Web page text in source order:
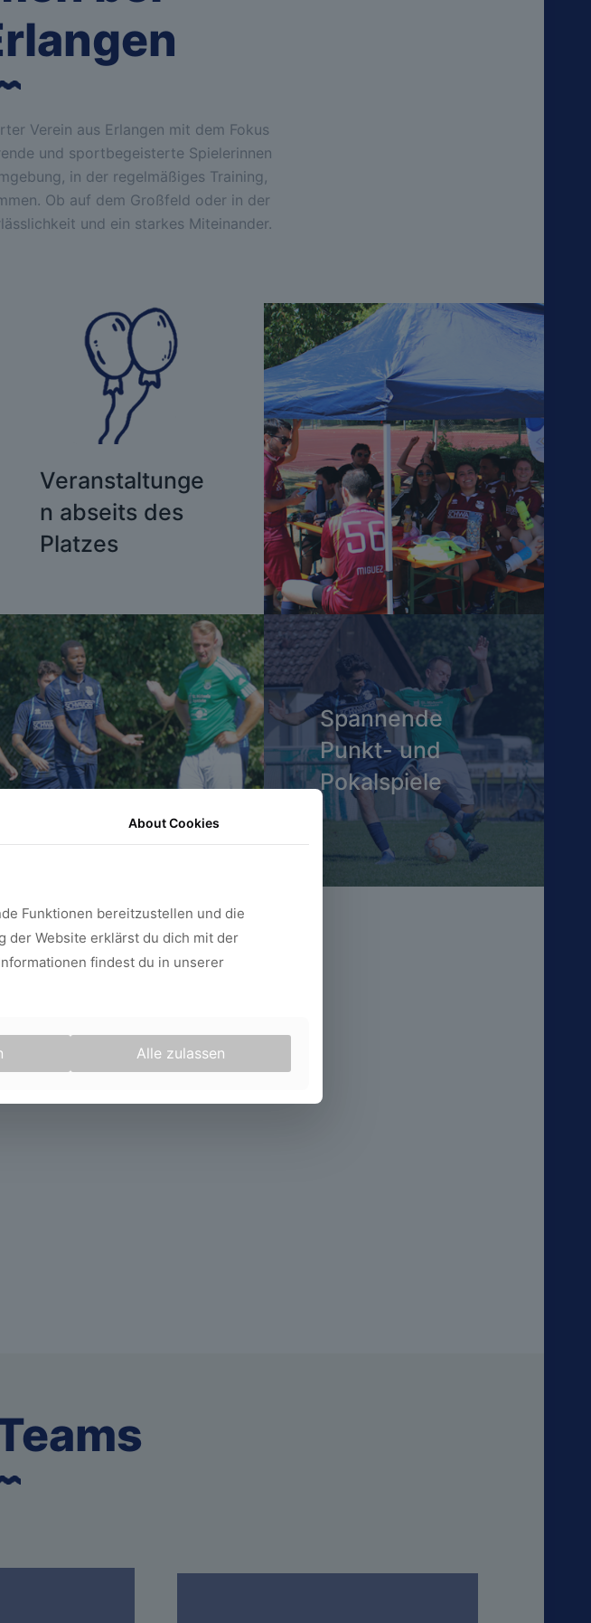
Verein aus Erlangen mit dem Fokus
und sportbegeisterte Spielerinnen
in der regelmäßiges Training,
Ob auf dem Großfeld oder in der
und ein starkes Miteinander.
Veranstaltunge
n abseits des
Platzes
Spannende
Punkt- und
Pokalspiele
AboutCookies
Funktionen bereitzustellen und die
der Website erklärst du dich mit der
findest du in unserer
Alle zulassen